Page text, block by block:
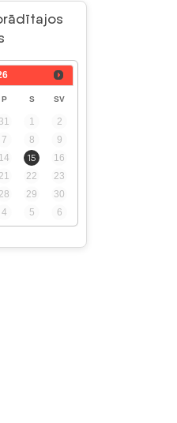
P S SV
31 1
2
7 8
9
14 15
16
21 22
23
28 29
30
4 5 6